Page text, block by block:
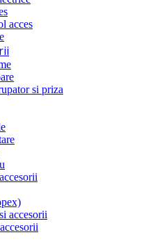
acces
si priza
accesorii